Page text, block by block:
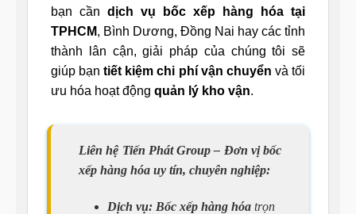
bạn cần dịch vụ bốc xếp hàng hóa tại
TPHCM, Bình Dương, Đồng Nai hay các tỉnh
thành lân cận, giải pháp của chúng tôi sẽ
giúp bạntiết kiệm chi phí vận chuyển và tối
ưu hóa hoạt động quản lý kho vận.
Liên hệ Tiến Phát Group – Đơn vị bốc
xếp hàng hóa uy tín, chuyên nghiệp:
Dịch vụ: Bốc xếp hàng hóatrọn